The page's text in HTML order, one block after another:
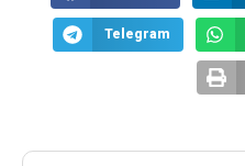
Telegram